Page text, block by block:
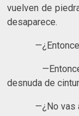
vuelven de
desaparece.
—¿Entonces?
—Entonces,
desnuda de
—¿No vas a